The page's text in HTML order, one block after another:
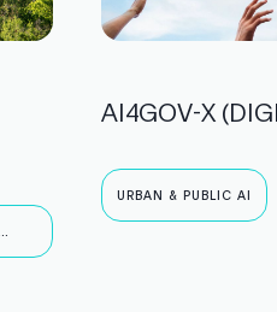
AI4GOV-X
URBAN & PUBLIC AI